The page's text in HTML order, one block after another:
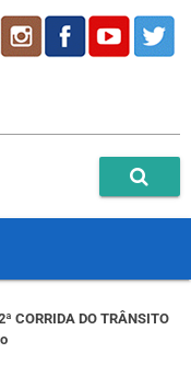
CORRIDA DO TRÂNSITO